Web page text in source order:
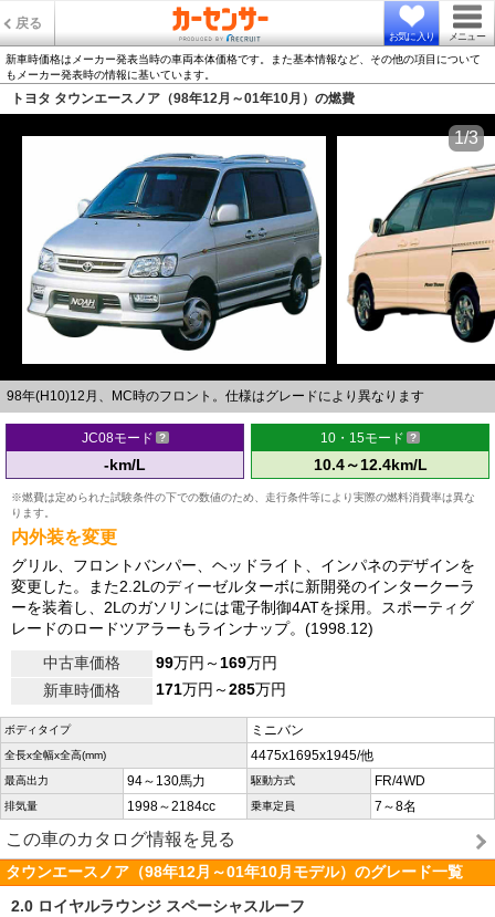
戻る
お気に入り メニュー
新車時価格はメーカー発表当時の車両本体価格です。また基本情報など、その他の項目について
もメーカー発表時の情報に基いています。
トヨタ タウンエースノア（98年12月～01年10月）の燃費
98年(H10)12月、MC時のフロント。仕様はグレードにより異なります
1/3
JC08モード
-km/L
10・15モード
10.4～12.4km/L
※燃費は定められた試験条件の下での数値のため、走行条件等により実際の燃料消費率は異な
ります。
内外装を変更
グリル、フロントバンパー、ヘッドライト、インパネのデザインを
変更した。また2.2Lのディーゼルターボに新開発のインタークーラ
ーを装着し、2Lのガソリンには電子制御4ATを採用。スポーティグ
レードのロードツアラーもラインナップ。(1998.12)
中古車価格
99万円～169万円
新車時価格
171万円～285万円
ボディタイプ ミニバン
全長x全幅x全高(mm) 4475x1695x1945/他
最高出力 94～130馬力 駆動方式 FR/4WD
排気量 1998～2184cc 乗車定員 7～8名
この車のカタログ情報を見る
タウンエースノア（98年12月～01年10月モデル）のグレード一覧
2.0 ロイヤルラウンジ スペーシャスルーフ